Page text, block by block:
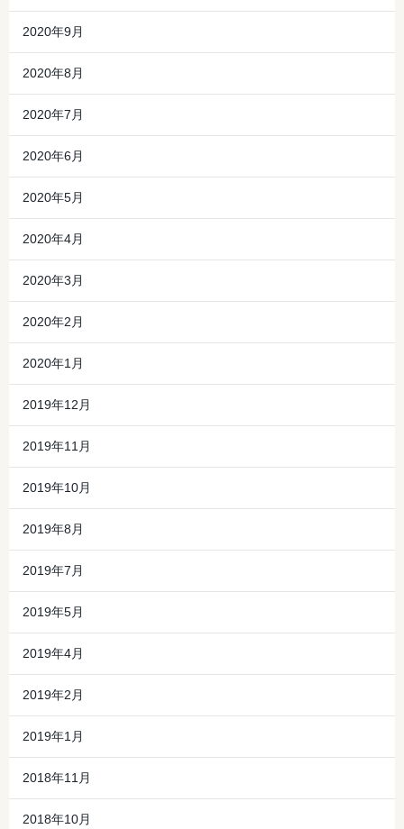
2020年9月
2020年8月
2020年7月
2020年6月
2020年5月
2020年4月
2020年3月
2020年2月
2020年1月
2019年12月
2019年11月
2019年10月
2019年8月
2019年7月
2019年5月
2019年4月
2019年2月
2019年1月
2018年11月
2018年10月